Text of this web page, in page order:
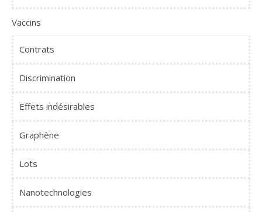
Vaccins
Contrats
Discrimination
Effets indésirables
Graphène
Lots
Nanotechnologies